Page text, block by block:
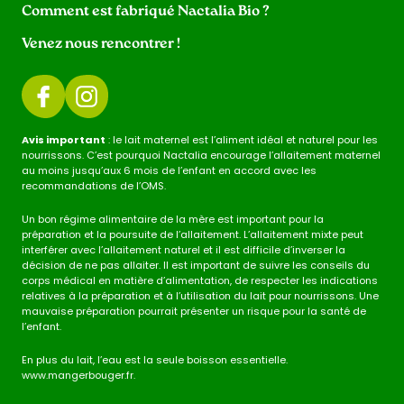
Comment est fabriqué Nactalia Bio ?
Venez nous rencontrer !
Avis important : le lait maternel est l’aliment idéal et naturel pour les
nourrissons. C’est pourquoi Nactalia encourage l’allaitement maternel
au moins jusqu’aux 6 mois de l’enfant en accord avec les
recommandations de l’OMS.
Un bon régime alimentaire de la mère est important pour la
préparation et la poursuite de l’allaitement. L’allaitement mixte peut
interférer avec l’allaitement naturel et il est difficile d’inverser la
décision de ne pas allaiter. Il est important de suivre les conseils du
corps médical en matière d’alimentation, de respecter les indications
relatives à la préparation et à l’utilisation du lait pour nourrissons. Une
mauvaise préparation pourrait présenter un risque pour la santé de
l’enfant.
En plus du lait, l’eau est la seule boisson essentielle.
www.mangerbouger.fr.